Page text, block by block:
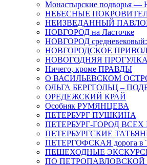
Монастырские подворья —
НЕБЕСНЫЕ ПОКРОВИТЕЛИ
НЕИЗВЕДАННЫЙ
НОВГОРОД на Ласточке
НОВГОРОД
НОВГОРОДСКОЕ
НОВОГОДНЯЯ ПРОГУЛКА
Ничего, кроме ПРАВДЫ
О ВАСИЛЬЕВСКОМ
ОЛЬГА БЕРГГОЛЬЦ –
ОРЕДЕЖСКИЙ КРАЙ
Особняк РУМЯНЦЕВА
ПЕТЕРБУРГ ПУШКИНА
ПЕТЕРБУРГ-ГОРОД ВСЕХ
ПЕТЕРБУРГСКИЕ
ПЕТЕРГОФСКАЯ дорога
ПЕШЕХОДНЫЕ
ПО ПЕТРОПАВЛОВСКОЙ